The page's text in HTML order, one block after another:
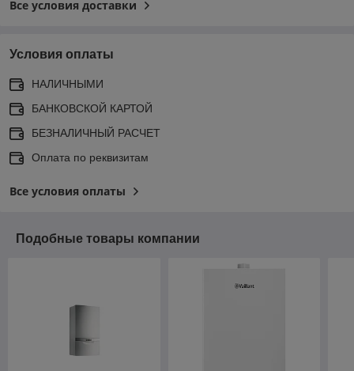
Все условия доставки
Условия оплаты
НАЛИЧНЫМИ
БАНКОВСКОЙ КАРТОЙ
БЕЗНАЛИЧНЫЙ РАСЧЕТ
Оплата по реквизитам
Все условия оплаты
Подобные товары компании